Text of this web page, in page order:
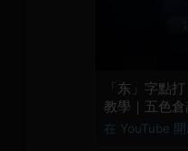
「东」字點
教學｜五色
在 YouTube